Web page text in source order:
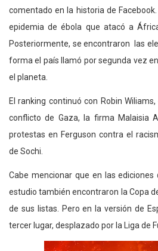
comentado en la historia de
epidemia de ébola que atacó a
Posteriormente, se encontraron las
forma el país llamó por segunda vez
el planeta.
El ranking continuó con Robin
conflicto de Gaza, la firma Malaisia
protestas en Ferguson contra el
de Sochi.
Cabe mencionar que en las ediciones
estudio también encontraron la Copa
de sus listas. Pero en la versión de
tercer lugar, desplazado por la Liga de